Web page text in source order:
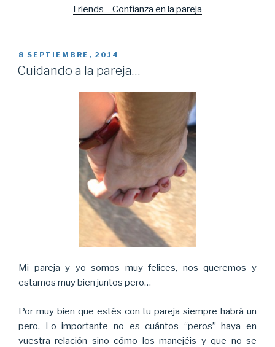
Friends – Confianza en la pareja
PUBLICADO
EL
8 SEPTIEMBRE, 2014
Cuidando a la pareja…
Mi pareja y yo somos muy felices, nos queremos y
estamos muy bien juntos pero…
Por muy bien que estés con tu pareja siempre habrá un
pero. Lo importante no es cuántos “peros” haya en
vuestra relación sino cómo los manejéis y que no se